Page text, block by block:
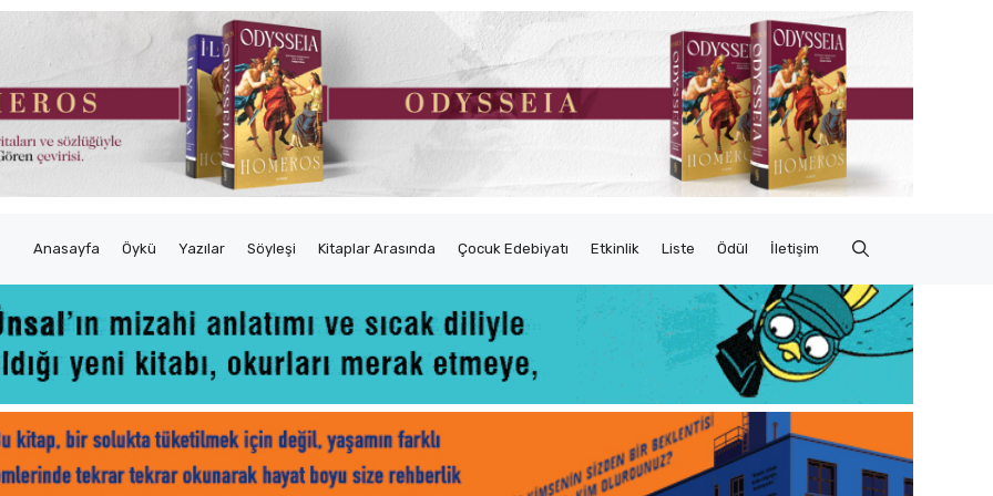
Anasayfa Öykü Yazılar Söyleşi Kitaplar Arasında Çocuk Edebiyatı Etkinlik Liste Ödül İletişim